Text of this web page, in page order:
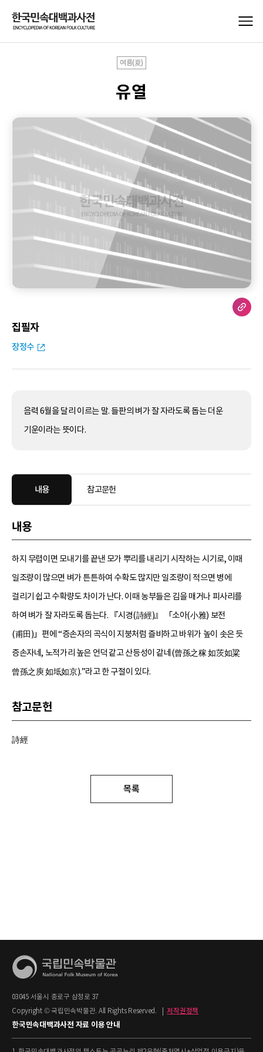
여름(夏)
유열
집필자
장정수
음력 6월을 달리 이르는 말. 들판의 벼가 잘 자라도록 돕는 더운
기운이라는 뜻이다.
내용 참고문헌
내용
하지 무렵이면 모내기를 끝낸 모가 뿌리를 내리기 시작하는 시기로, 이때
일조량이 많으면 벼가 튼튼하여 수확도 많지만 일조량이 적으면 병에
걸리기 쉽고 수확량도 차이가 난다. 이때 농부들은 김을 매거나 피사리를
하여 벼가 잘 자라도록 돕는다. 『시경(詩經)』 「소아(小雅) 보전
(甫田)」편에 “증손자의 곡식이 지붕처럼 즐비하고 바위가 높이 솟은 듯
증손자네, 노적가리 높은 언덕 같고 산등성이 같네(曾孫之稼 如茨如粱
曾孫之庾 如坻如京).”라고 한 구절이 있다.
참고문헌
詩經
목록
03045 서울시 종로구 삼청로 37
Copyright © 국립민속박물관. All Rights Reserved.
저작권정책
한국민속대백과사전 자료 이용 안내